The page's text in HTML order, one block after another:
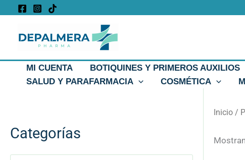
contenido
MI CUENTA BOTIQUINES Y PRIMEROS AUXILIOS
SALUD Y PARAFARMACIA
COSMÉTICA
Categorías
Inicio /